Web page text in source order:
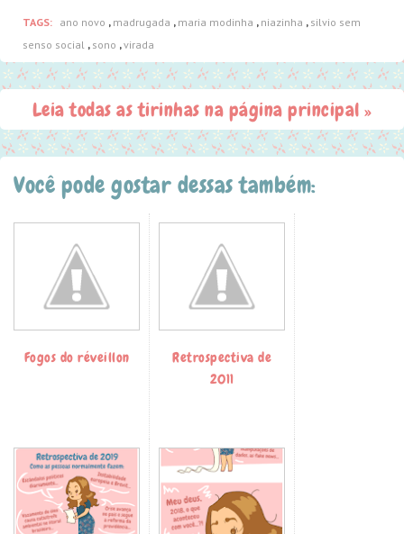
TAGS: ano novo , madrugada , maria modinha , niazinha , silvio sem
senso social , sono ,virada
Leia todas as tirinhas na página principal »
Você pode gostar dessas também:
Fogos do réveillon
Retrospectiva de
2011